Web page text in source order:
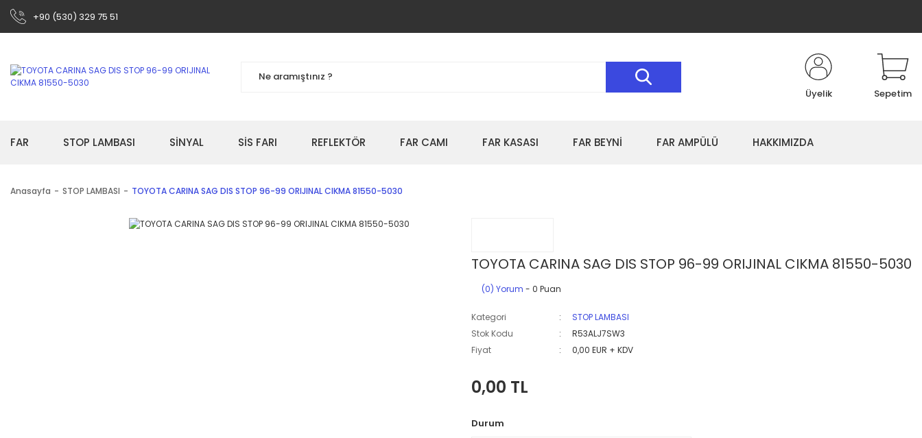
+90 (530) 329 75 51
Üyelik Sepetim
FAR STOP LAMBASI SİNYAL SİS FARI REFLEKTÖR FAR CAMI FAR KASASI FAR BEYNİ FAR AMPÜLÜ HAKKIMIZDA
Anasayfa STOP LAMBASI TOYOTA CARINA SAG DIS STOP 96-99 ORIJINAL CIKMA 81550-5030
TOYOTA CARINA SAG DIS STOP 96-99 ORIJINAL CIKMA 81550-5030
(0) Yorum - 0 Puan
Kategori
STOP LAMBASI
Stok Kodu
R53ALJ7SW3
Fiyat
0,00 EUR + KDV
0,00 TL
Durum